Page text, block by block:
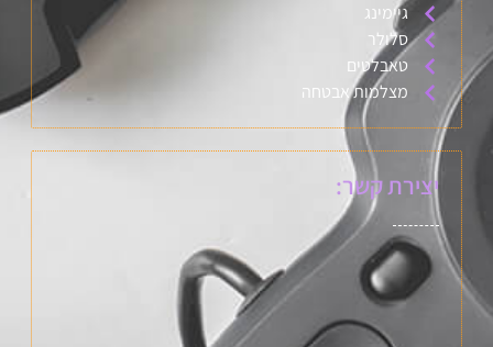
גיימינג
סלולר
טאבלטים
מצלמות אבטחה
יצירת קשר: